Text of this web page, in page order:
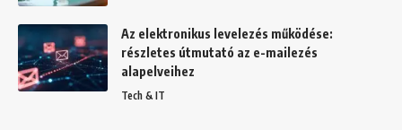
Az elektronikus levelezés működése:
részletes útmutató az e-mailezés
alapelveihez
Tech & IT